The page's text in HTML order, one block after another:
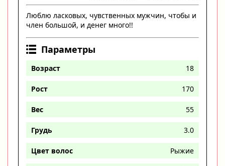
Люблю ласковых, чувственных мужчин, чтобы и
член большой, и денег много!!
Параметры
Возраст 18
Рост 170
Вес 55
Грудь 3.0
Цвет волос Рыжие